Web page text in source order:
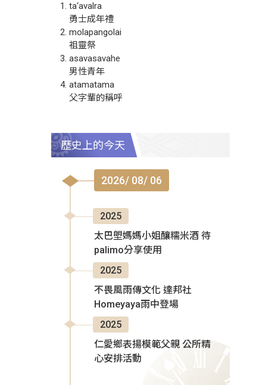
ta‘avalra
勇士成年禮
molapangolai
祖靈祭
asavasavahe
男性青年
atamatama
父字輩的稱呼
歷史上的今天
2026/ 08/ 06
2025
太巴塱媽媽小姐釀糯米酒 待
palimo分享使用
2025
不畏風雨傳文化 達邦社
Homeyaya雨中登場
2025
仁愛鄉表揚模範父親 公所精
心安排活動